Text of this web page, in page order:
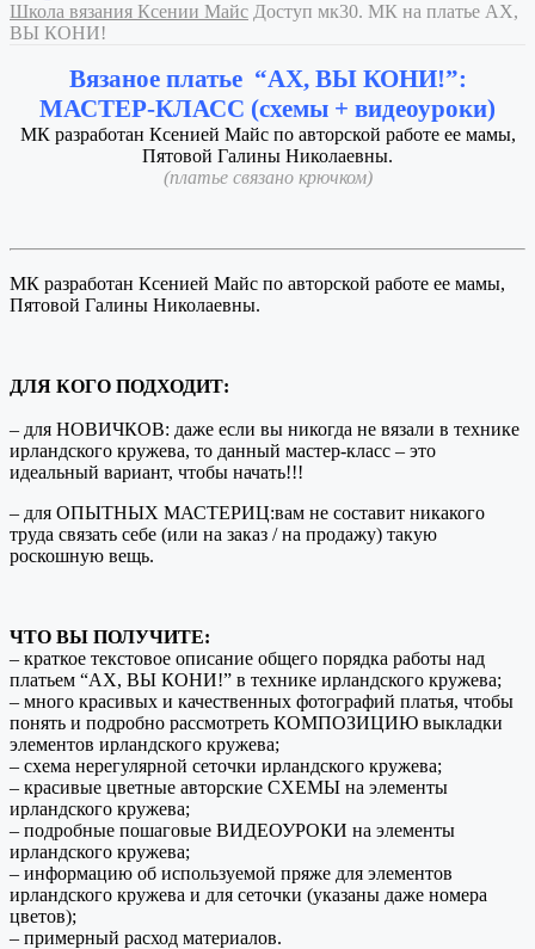
Школа вязания Ксении Майс Доступ мк30. МК на платье АХ,
ВЫ КОНИ!
Вязаное платье “АХ, ВЫ КОНИ!”:
МАСТЕР-КЛАСС (схемы + видеоуроки)
МК разработан Ксенией Майс по авторской работе ее мамы,
Пятовой Галины Николаевны.
(платье связано крючком)
МК разработан Ксенией Майс по авторской работе ее мамы,
Пятовой Галины Николаевны.
ДЛЯ КОГО ПОДХОДИТ:
– для НОВИЧКОВ: даже если вы никогда не вязали в технике
ирландского кружева, то данный мастер-класс – это
идеальный вариант, чтобы начать!!!
– для ОПЫТНЫХ МАСТЕРИЦ:вам не составит никакого
труда связать себе (или на заказ / на продажу) такую
роскошную вещь.
ЧТО ВЫ ПОЛУЧИТЕ:
– краткое текстовое описание общего порядка работы над
платьем “АХ, ВЫ КОНИ!” в технике ирландского кружева;
– много красивых и качественных фотографий платья, чтобы
понять и подробно рассмотреть КОМПОЗИЦИЮ выкладки
элементов ирландского кружева;
– схема нерегулярной сеточки ирландского кружева;
– красивые цветные авторские СХЕМЫ на элементы
ирландского кружева;
– подробные пошаговые ВИДЕОУРОКИ на элементы
ирландского кружева;
– информацию об используемой пряже для элементов
ирландского кружева и для сеточки (указаны даже номера
цветов);
– примерный расход материалов.